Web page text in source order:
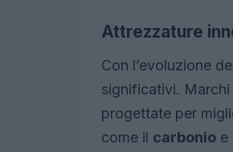
Attrezzature
Con l’evoluzione
significativi.
progettate per
come il carbonio e